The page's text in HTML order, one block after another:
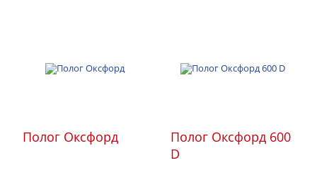
Полог Оксфорд
Полог Оксфорд 600
D